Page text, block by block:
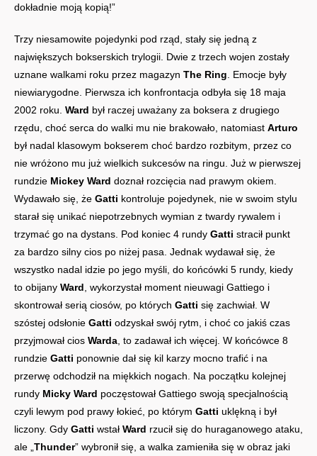
dokładnie moją kopią!”
Trzy niesamowite pojedynki pod rząd, stały się jedną z
największych bokserskich trylogii. Dwie z trzech wojen zostały
uznane walkami roku przez magazyn The Ring . Emocje były
niewiarygodne. Pierwsza ich konfrontacja odbyła się 18 maja
2002 roku. Ward był raczej uważany za boksera z drugiego
rzędu, choć serca do walki mu nie brakowało, natomiast Arturo
był nadal klasowym bokserem choć bardzo rozbitym, przez co
nie wróżono mu już wielkich sukcesów na ringu. Już w pierwszej
rundzie Mickey Ward doznał rozcięcia nad prawym okiem.
Wydawało się, że Gatti kontroluje pojedynek, nie w swoim stylu
starał się unikać niepotrzebnych wymian z twardy rywalem i
trzymać go na dystans. Pod koniec 4 rundy Gatti stracił punkt
za bardzo silny cios po niżej pasa. Jednak wydawał się, że
wszystko nadal idzie po jego myśli, do końcówki 5 rundy, kiedy
to obijany Ward , wykorzystał moment nieuwagi Gattiego i
skontrował serią ciosów, po których Gatti się zachwiał. W
szóstej odsłonie Gatti odzyskał swój rytm, i choć co jakiś czas
przyjmował cios Warda , to zadawał ich więcej. W końcówce 8
rundzie Gatti ponownie dał się kil karzy mocno trafić i na
przerwę odchodził na miękkich nogach. Na początku kolejnej
rundy Micky Ward poczęstował Gattiego swoją specjalnością
czyli lewym pod prawy łokieć, po którym Gatti uklękną i był
liczony. Gdy Gatti wstał Ward rzucił się do huraganowego ataku,
ale „ Thunder” wybronił się, a walka zamieniła się w obraz jaki